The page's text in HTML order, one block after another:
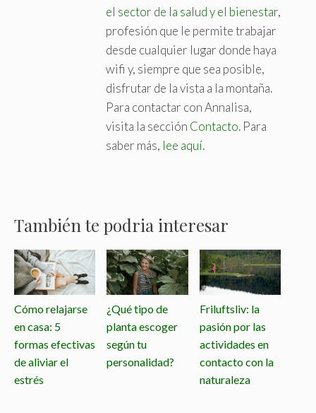
el sector de la salud y el bienestar,
profesión que le permite trabajar
desde cualquier lugar donde haya
wifi y, siempre que sea posible,
disfrutar de la vista a la montaña.
Para contactar con Annalisa,
visita la sección Contacto. Para
saber más, lee aquí.
También te podria interesar
Cómo relajarse
en casa: 5
formas efectivas
de aliviar el
estrés
¿Qué tipo de
planta escoger
según tu
personalidad?
Friluftsliv: la
pasión por las
actividades en
contacto con la
naturaleza